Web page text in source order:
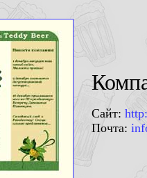
Сайт:
Почта: